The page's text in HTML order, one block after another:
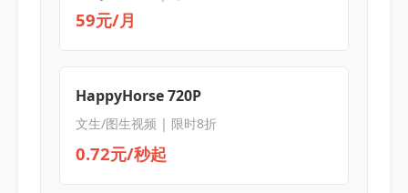
59元/月
HappyHorse 720P
文生/图生视频 | 限时8折
0.72元/秒起